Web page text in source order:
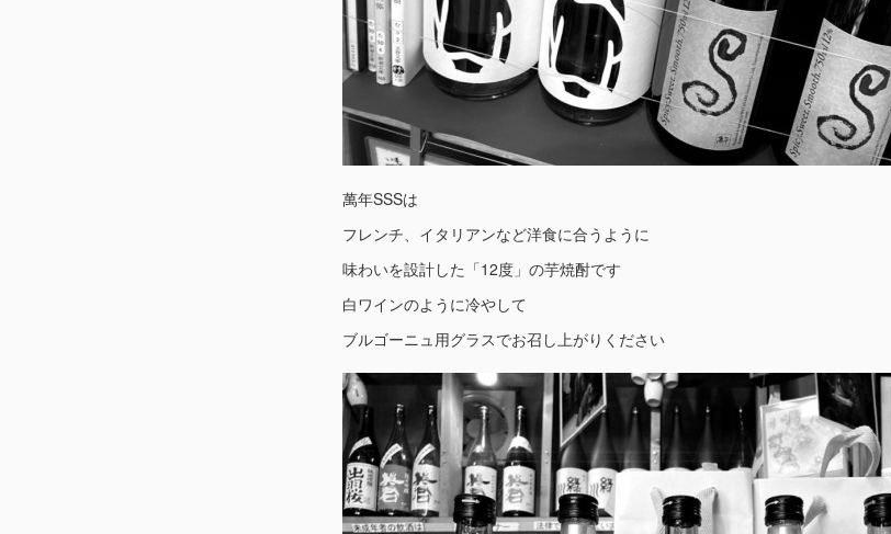
萬年SSSは
フレンチ、イタリアンなど洋食に合うように
味わいを設計した「12度」の芋焼酎です
白ワインのように冷やして
ブルゴーニュ用グラスでお召し上がりください